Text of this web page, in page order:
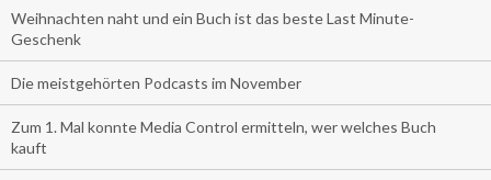
Weihnachten naht und ein Buch ist das beste Last Minute-
Geschenk
Die meistgehörten Podcasts im November
Zum 1. Mal konnte Media Control ermitteln, wer welches Buch
kauft